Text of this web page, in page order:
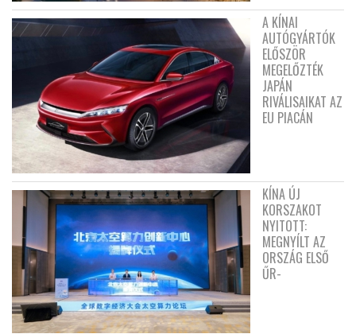
A KÍNAI
AUTÓGYÁRTÓK
ELŐSZÖR
MEGELŐZTÉK
JAPÁN
RIVÁLISAIKAT AZ
EU PIACÁN
KÍNA ÚJ
KORSZAKOT
NYITOTT:
MEGNYÍLT AZ
ORSZÁG ELSŐ
ŰR-